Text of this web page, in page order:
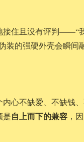
接住且没有评判——“
装的强硬外壳会瞬间
心不缺爱、不缺钱
是自上而下的兼容，